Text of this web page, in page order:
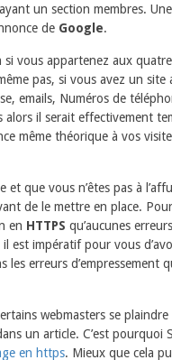
un section membres.
de Google.
vous appartenez aux
pas, si vous avez un
emails, Numéros de
il serait effectivement
même théorique à vos
que vous n’êtes pas à
de le mettre en place.
en HTTPS qu’aucunes
est impératif pour vous
erreurs d’empressement
webmasters se
un article. C’est pourquoi
en https. Mieux que cela